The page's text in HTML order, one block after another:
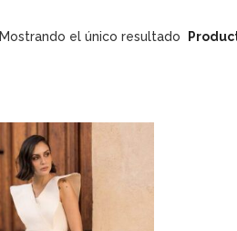
Mostrando el único resultado